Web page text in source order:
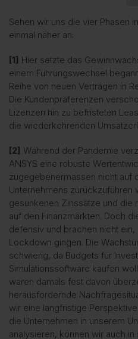
Sehen wir uns die vier Phasen
einmal näher an:
[1] Hier setzte das
einem Führungswechsel
Reihe von neuen Verträgen in
Die Kundenpräferenzen
Lizenzen hin zu befristeten
die wiederkehrenden
[2] Während der Pandemie
ANSYS eine robuste
zugegebenermassen nicht auf
Unternehmens zurückzuführen
gesunkenen Zinssätze und die
auf den Finanzmärkten. Doch
defensiv und brachen nicht ein,
Lockdown gingen. Die
schwierig, da Budgets für
Simulationssoftware kaufen
waren damals fest davon
herausfordernde
wir eine langfristige
die Unternehmen in unserem
analysieren, können wir auch